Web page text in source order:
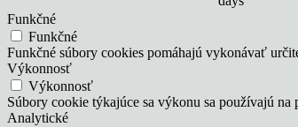
Funkčné
Funkčné
Funkčné súbory cookies pomáhajú vykonávať
Výkonnosť
Výkonnosť
Súbory cookie týkajúce sa výkonu sa používajú
Analytické